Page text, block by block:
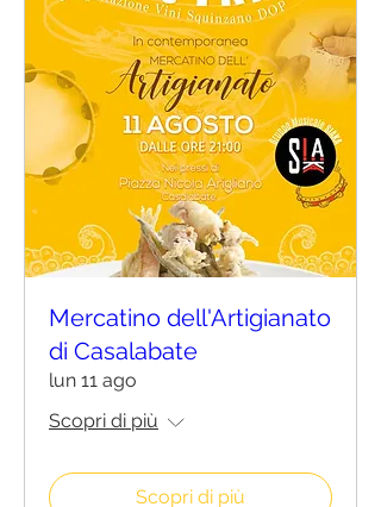
Mercatino dell'Artigianato
di Casalabate
lun 11 ago
Scopri di più
Scopri di più